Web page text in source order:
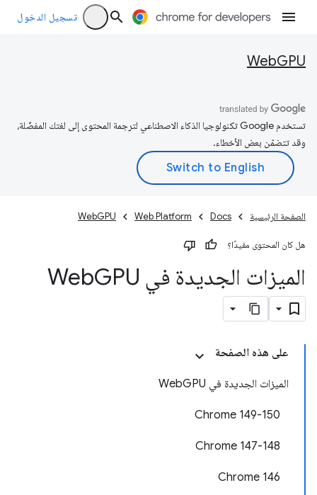
تسجيل الدخول
WebGPU
تستخدم Google تكنولوجيا الذكاء الاصطناعي لترجمة المحتوى إلى لغتك المفضّلة،
وقد تتضمّن بعض الأخطاء.
الصفحة الرئيسية Docs
Web Platform
WebGPU
هل كان المحتوى مفيدًا؟
الميزات الجديدة في Web GPU
على هذه الصفحة
الميزات الجديدة في WebGPU
‫Chrome 149-150
Chrome 147-148
‫Chrome 146